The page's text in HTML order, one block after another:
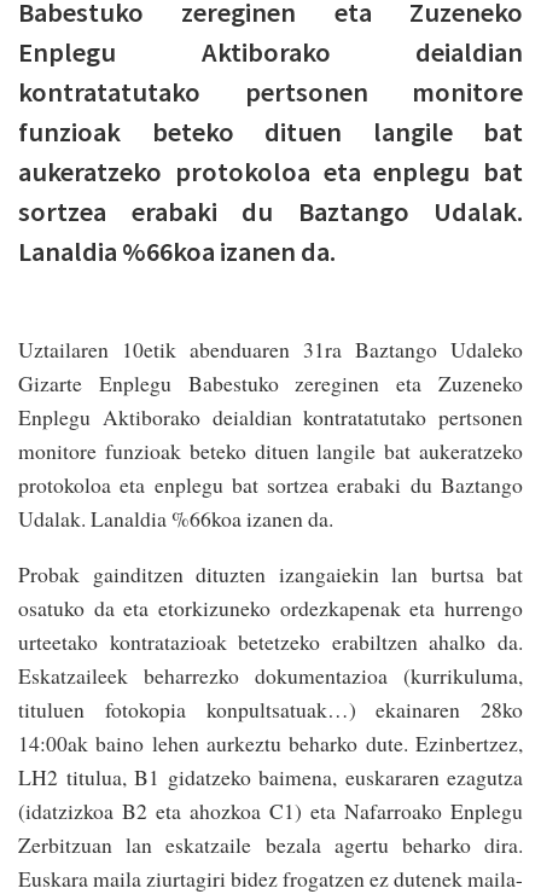
Babestuko zereginen eta Zuzeneko
Enplegu Aktiborako deialdian
kontratatutako pertsonen monitore
funzioak beteko dituen langile bat
aukeratzeko protokoloa eta enplegu bat
sortzea erabaki du Baztango Udalak.
Lanaldia %66koa izanen da.
Uztailaren 10etik abenduaren 31ra Baztango Udaleko
Gizarte Enplegu Babestuko zereginen eta Zuzeneko
Enplegu Aktiborako deialdian kontratatutako pertsonen
monitore funzioak beteko dituen langile bat aukeratzeko
protokoloa eta enplegu bat sortzea erabaki du Baztango
Udalak. Lanaldia %66koa izanen da.
Probak gainditzen dituzten izangaiekin lan burtsa bat
osatuko da eta etorkizuneko ordezkapenak eta hurrengo
urteetako kontratazioak betetzeko erabiltzen ahalko da.
Eskatzaileek beharrezko dokumentazioa (kurrikuluma,
tituluen fotokopia konpultsatuak…) ekainaren 28ko
14:00ak baino lehen aurkeztu beharko dute. Ezinbertzez,
LH2 titulua, B1 gidatzeko baimena, euskararen ezagutza
(idatzizkoa B2 eta ahozkoa C1) eta Nafarroako Enplegu
Zerbitzuan lan eskatzaile bezala agertu beharko dira.
Euskara maila ziurtagiri bidez frogatzen ez dutenek maila-